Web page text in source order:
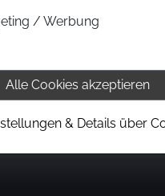
/ Werbung
Alle Cookies akzeptieren
& Details über